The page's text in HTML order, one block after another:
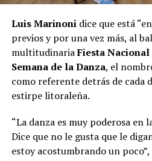
Luis Marinonidice que está
previos y por una vez más, al
multitudinariaFiesta
Semana de la Danza, el
como referente detrás de cada
estirpe litoraleña.
“La danza es muy poderosa en
Dice que no le gusta que le
estoy acostumbrando un